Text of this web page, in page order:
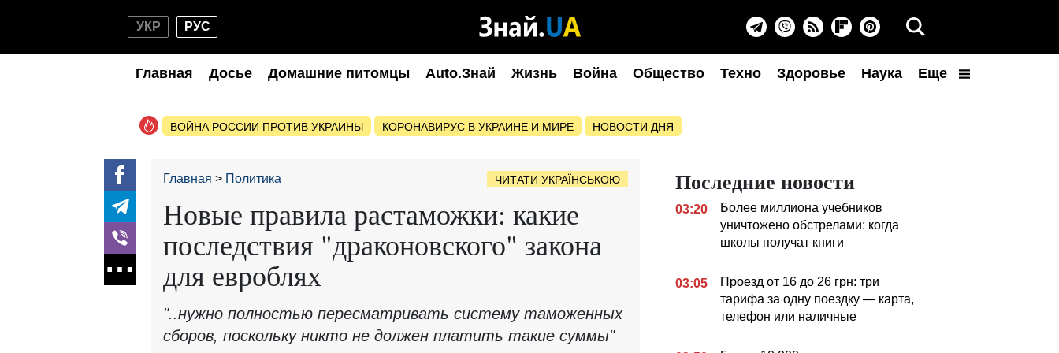
УКР РУС
Главная Досье Домашние питомцы Auto.Знай Жизнь Война Общество Техно Здоровье Наука Еще
ВОЙНА РОССИИ ПРОТИВ УКРАИНЫ КОРОНАВИРУС В УКРАИНЕ И МИРЕ НОВОСТИ ДНЯ
Главная Политика ЧИТАТИ УКРАЇНСЬКОЮ
Новые правила растаможки: какие
последствия "драконовского" закона
для евроблях
"..нужно полностью пересматривать систему таможенных
сборов, поскольку никто не должен платить такие суммы"
Последние новости
03:20
Более миллиона учебников
уничтожено обстрелами: когда
школы получат книги
03:05
Проезд от 16 до 26 грн: три
тарифа за одну поездку — карта,
телефон или наличные